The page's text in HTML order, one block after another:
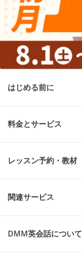
はじめる前に
料金とサービス
レッスン予約・教材
関連サービス
DMM英会話について